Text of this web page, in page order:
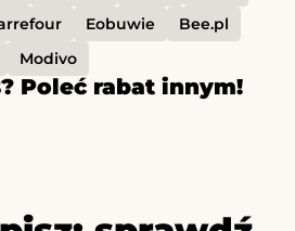
Eobuwie
Bee.pl
Modivo
Poleć rabat innym!